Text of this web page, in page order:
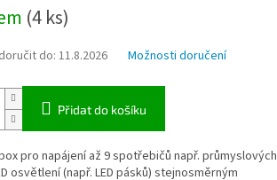
(4 ks)
do: 11.8.2026 Možnosti doručení
Přidat do košíku
pro napájení až 9 spotřebičů např. průmyslových
osvětlení (např. LED pásků) stejnosměrným